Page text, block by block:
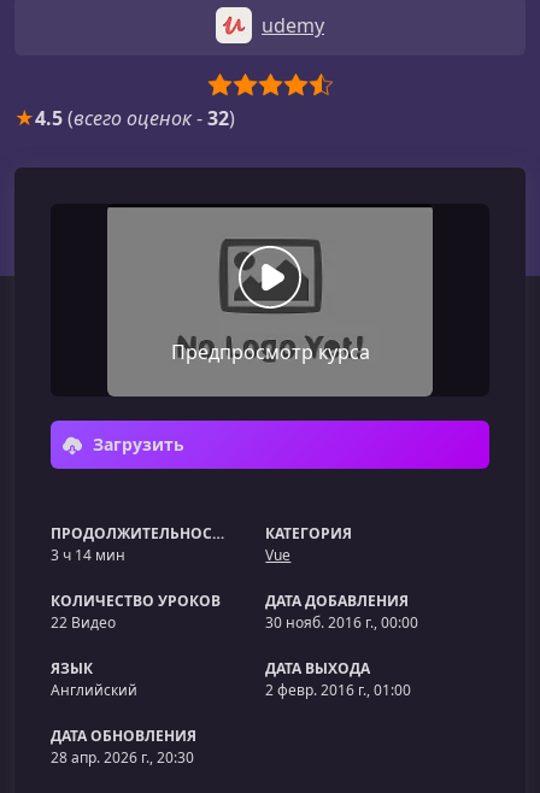
udemy
★4.5(всего оценок-32)
Предпросмотр курса
Загрузить
ПРОДОЛЖИТЕЛЬНОСТЬ
3 ч 14 мин
КАТЕГОРИЯ
Vue
КОЛИЧЕСТВО УРОКОВ
22 Видео
ДАТА ДОБАВЛЕНИЯ
30 нояб. 2016 г., 00:00
ЯЗЫК
Английский
ДАТА ВЫХОДА
2 февр. 2016 г., 01:00
ДАТА ОБНОВЛЕНИЯ
28 апр. 2026 г., 20:30